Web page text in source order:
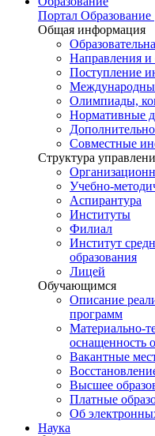
Портал Образование
Общая информация
Направления и
Поступление
Олимпиады,
Нормативные
Совместные
Структура
Учебно-
Аспирантура
Институты
Филиал
Институт
образования
Лицей
Обучающимся
Описание
программ
Материально-
оснащенность
Вакантные
Высшее
Платные
Об
Наука